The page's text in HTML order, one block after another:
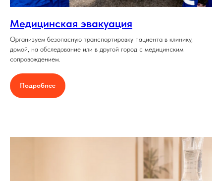
Медицинская эвакуация
Организуем безопасную транспортировку пациента в клинику,
домой, на обследование или в другой город с медицинским
сопровождением.
Подробнее